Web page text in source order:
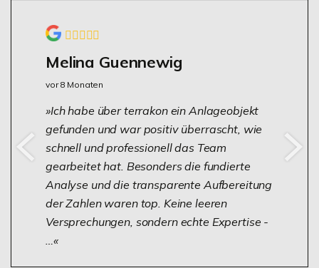
Melina Guennewig
vor 8 Monaten
Ich habe über terrakon ein Anlageobjekt
gefunden und war positiv überrascht, wie
schnell und professionell das Team
gearbeitet hat. Besonders die fundierte
Analyse und die transparente Aufbereitung
der Zahlen waren top. Keine leeren
Versprechungen, sondern echte Expertise -
…